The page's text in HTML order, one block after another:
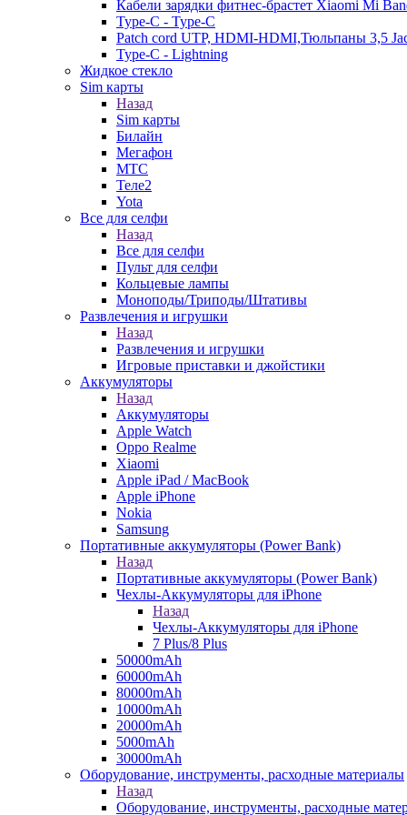
Кабели зарядки фитнес-брастет Xiaomi Mi
Type-C - Type-C
Patch cord UTP, HDMI-HDMI,Тюльпаны 3,5
Type-C - Lightning
Жидкое стекло
Sim карты
Назад
Sim карты
Билайн
Мегафон
МТС
Теле2
Yota
Все для селфи
Назад
Все для селфи
Пульт для селфи
Кольцевые лампы
Моноподы/Триподы/Штативы
Развлечения и игрушки
Назад
Развлечения и игрушки
Игровые приставки и джойстики
Аккумуляторы
Назад
Аккумуляторы
Apple Watch
Oppo Realme
Xiaomi
Apple iPad / MacBook
Apple iPhone
Nokia
Samsung
Портативные аккумуляторы (Power Bank)
Назад
Портативные аккумуляторы (Power Bank)
Чехлы-Аккумуляторы для iPhone
Назад
Чехлы-Аккумуляторы для iPhone
7 Plus/8 Plus
50000mAh
60000mAh
80000mAh
10000mAh
20000mAh
5000mAh
30000mAh
Оборудование, инструменты, расходные материалы
Назад
Оборудование, инструменты, расходные